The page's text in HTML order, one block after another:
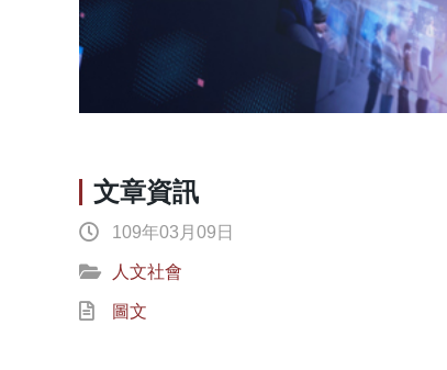
文章資訊
109年03月09日
人文社會
圖文